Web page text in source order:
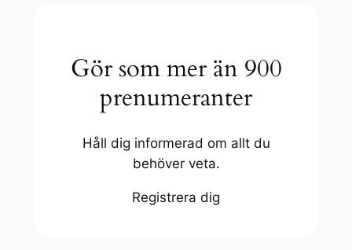
Gör som mer än 900
prenumeranter
Håll dig informerad om allt du
behöver veta.
Registrera dig